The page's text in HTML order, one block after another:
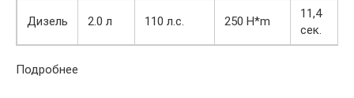
Дизель 2.0 л 110 л.с. 250 H*m
11,4
сек.
Подробнее